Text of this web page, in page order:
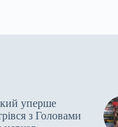
уперше
з Головами